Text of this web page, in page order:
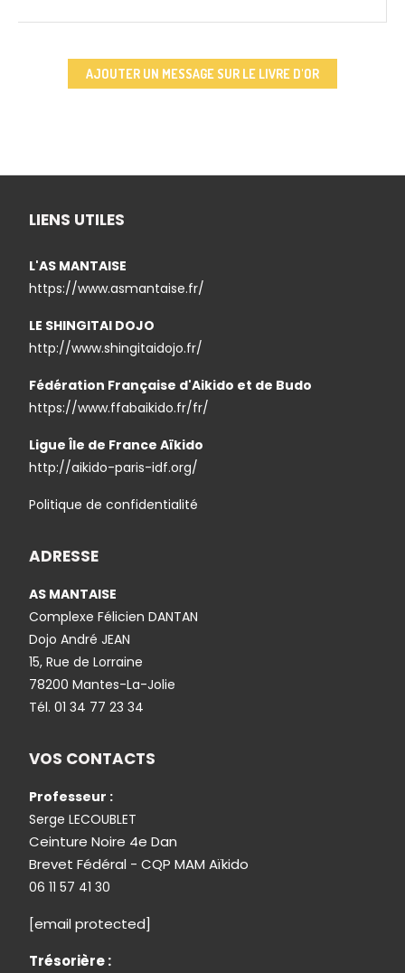
AJOUTER UN MESSAGE SUR LE LIVRE D'OR
LIENS UTILES
L'AS MANTAISE
https://www.asmantaise.fr/
LE SHINGITAI DOJO
http://www.shingitaidojo.fr/
Fédération Française d'Aikido et de Budo
https://www.ffabaikido.fr/fr/
Ligue Île de France Aïkido
http://aikido-paris-idf.org/
Politique de confidentialité
ADRESSE
AS MANTAISE
Complexe Félicien DANTAN
Dojo André JEAN
15, Rue de Lorraine
78200 Mantes-La-Jolie
Tél.01 34 77 23 34
VOS CONTACTS
Professeur :
Serge LECOUBLET
Ceinture Noire 4e Dan
Brevet Fédéral - CQP MAM Aïkido
06 11 57 41 30
[email protected]
Trésorière :